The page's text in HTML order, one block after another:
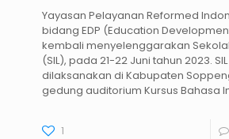
Yayasan Pelayanan Reformed
bidang EDP (Education
kembali menyelenggarakan
(SIL), pada 21-22 Juni tahun 2023.
dilaksanakan di Kabupaten
gedung auditorium Kursus Bahasa
1